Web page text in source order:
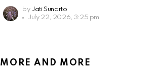
by Jati Sunarto
July 22, 2026, 3:25 pm
MORE AND MORE